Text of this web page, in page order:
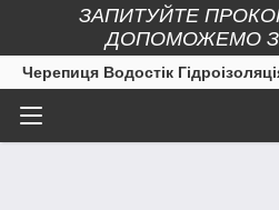
ЗАПИТУЙТЕ
ДОПОМОЖЕМО
Черепиця Водостік